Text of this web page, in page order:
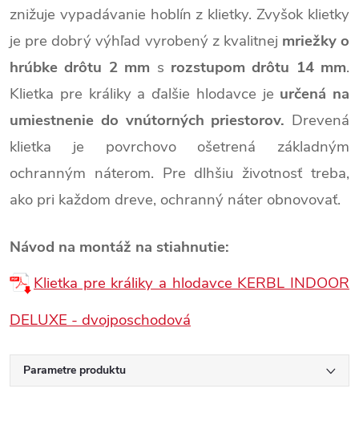
znižuje vypadávanie hoblín z klietky. Zvyšok klietky
je pre dobrý výhľad vyrobený z kvalitnej mriežky o
hrúbke drôtu 2 mm s rozstupom drôtu 14 mm.
Klietka pre králiky a ďalšie hlodavce je určená na
umiestnenie do vnútorných priestorov. Drevená
klietka je povrchovo ošetrená základným
ochranným náterom. Pre dlhšiu životnosť treba,
ako pri každom dreve, ochranný náter obnovovať.
Návod na montáž na stiahnutie:
Klietka pre králiky a hlodavce KERBL INDOOR
DELUXE - dvojposchodová
Parametre produktu